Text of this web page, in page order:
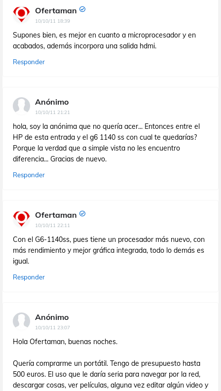
Ofertaman
10/10/11 18:39
Supones bien, es mejor en cuanto a microprocesador y en
acabados, además incorpora una salida hdmi.
Responder
Anónimo
10/10/11 21:21
hola, soy la anónima que no quería acer... Entonces entre el
HP de esta entrada y el g6 1140 ss con cual te quedarías?
Porque la verdad que a simple vista no les encuentro
diferencia... Gracias de nuevo.
Responder
Ofertaman
10/10/11 22:11
Con el G6-1140ss, pues tiene un procesador más nuevo, con
más rendimiento y mejor gráfica integrada, todo lo demás es
igual.
Responder
Anónimo
10/10/11 23:07
Hola Ofertaman, buenas noches.
Quería comprarme un portátil. Tengo de presupuesto hasta
500 euros. El uso que le daría seria para navegar por la red,
descargar cosas, ver películas, alguna vez editar algún video y